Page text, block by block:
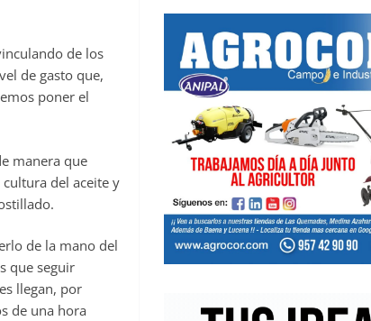
de los
de gasto que,
poner el
manera que
del aceite y
de la mano del
que seguir
llegan, por
de una hora